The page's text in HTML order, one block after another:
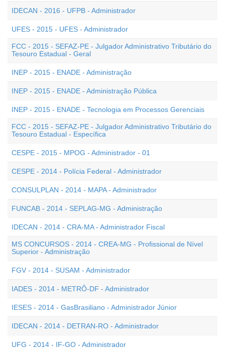
IDECAN - 2016 - UFPB - Administrador
UFES - 2015 - UFES - Administrador
FCC - 2015 - SEFAZ-PE - Julgador Administrativo Tributário do
Tesouro Estadual - Geral
INEP - 2015 - ENADE - Administração
INEP - 2015 - ENADE - Administração Pública
INEP - 2015 - ENADE - Tecnologia em Processos Gerenciais
FCC - 2015 - SEFAZ-PE - Julgador Administrativo Tributário do
Tesouro Estadual - Específica
CESPE - 2015 - MPOG - Administrador - 01
CESPE - 2014 - Polícia Federal - Administrador
CONSULPLAN - 2014 - MAPA - Administrador
FUNCAB - 2014 - SEPLAG-MG - Administração
IDECAN - 2014 - CRA-MA - Administrador Fiscal
MS CONCURSOS - 2014 - CREA-MG - Profissional de Nível
Superior - Administração
FGV - 2014 - SUSAM - Administrador
IADES - 2014 - METRÔ-DF - Administrador
IESES - 2014 - GasBrasiliano - Administrador Júnior
IDECAN - 2014 - DETRAN-RO - Administrador
UFG - 2014 - IF-GO - Administrador